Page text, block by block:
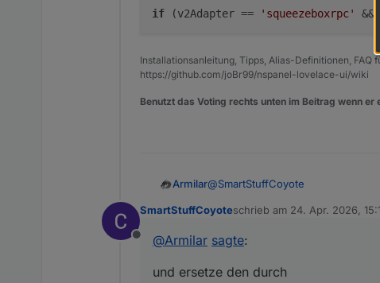
if (v2Adapter == 'squeezeboxrpc'
Installationsanleitung, Tipps, Alias-Definitionen,
https://github.com/joBr99/nspanel-lovelace-ui/wiki
Benutzt das Voting rechts unten im Beitrag wenn er
Armilar@SmartStuffCoyote
Suche mal für einen Test nach:
und ersetze den durch
Offline
SmartStuffCoyoteschrieb am 24. Apr. 2026,
zuletzt editiert von
@Armilar sagte:
und ersetze den durch